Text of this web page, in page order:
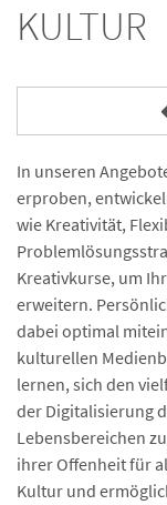
KULTUR
In unseren
erproben,
wie Kreativität,
Kreativkurse, um
erweitern.
dabei optimal
kulturellen
lernen, sich den
der Digitalisierung
Lebensbereichen
ihrer Offenheit für
Kultur und